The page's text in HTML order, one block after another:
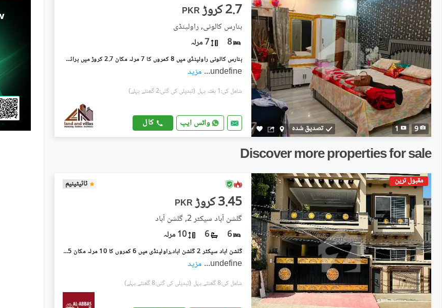
9
1 تصدیق شدہ
PKR 2.7 کروڑ
بنارس کالونی, راولپنڈی
8
7 مرلہ
بنارس کالونی راولپنڈی میں 8 کمروں کا 7 مرلہ مکان 2.7 کروڑ میں برائے فروخت۔
undefine
... مزید
شامل کی:1 ہفتہ پہل (تبدیلی کی گئی:2 گھنٹے پہلے)
واٹس ایپ کال
Discover more properties for sale
مقبول ترین ٹائیٹینیم
PKR 3.45 کروڑ
گلشن آباد سیکٹر 2, گلشن آباد
6
6 10 مرلہ
گلشن آباد سیکٹر 2 گلشن آباد,راولپنڈی میں 6 کمروں کا 10 مرلہ مکان 3.45 کروڑ میں برائے فروخت۔
undefine
... مزید
شامل کی:8 گھنٹے پہل (تبدیلی کی گئی:8 گھنٹے پہلے)